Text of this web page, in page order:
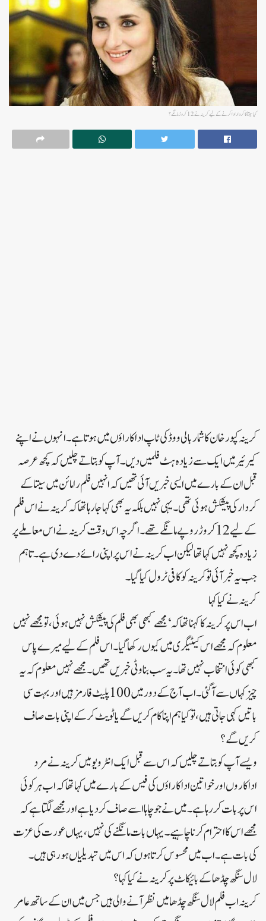
کیا سیتا کا کردار ادا کرنے کے لیےکرینہ نے 12 کروڑ مانگے؟
کرینہ کپور خان کا شمار بالی ووڈ کی ٹاپ اداکاراؤں میں ہوتا ہے۔انہوں نے اپنے
کیرئیر میں ایک سے زیادہ ہٹ فلمیں دیں۔آپ کو بتاتے چلیں کہ کچھ عرصہ
قبل ان کے بارے میں ایسی خبریں آئی تھیں کہ انہیں فلم رامائن میں سیتا کے
کردار کی پیشکش ہوئی تھی۔یہی نہیں بلکہ یہ بھی کہا جا رہا تھا کہ کرینہ نے اس فلم
کے لیے 12 کروڑ روپے مانگے تھے۔اگرچہ اس وقت کرینہ نے اس معاملے پر
زیادہ کچھ نہیں کہا تھا لیکن اب کرینہ نے اس پر اپنی رائے دے دی ہے۔تاہم
جب یہ خبر آئی تو کرینہ کو کافی ٹرول کیا گیا۔
کرینہ نے کیا کہا
اب اس پر کرینہ کا کہنا تھا کہ ‘مجھے کبھی بھی فلم کی پیشکش نہیں ہوئی، تو مجھے نہیں
معلوم کہ مجھے اس کیٹیگری میں کیوں رکھا گیا۔اس فلم کے لیے میرے پاس
کبھی کوئی انتخاب نہیں تھا۔یہ سب بناوٹی خبریں تھیں۔مجھے نہیں معلوم کہ یہ
چیز کہاں سے آگئی۔اب آج کے دور میں 100 پلیٹ فارمز ہیں اور بہت سی
باتیں کہی جاتی ہیں، تو کیا ہم اپنا کام کریں گے یا ٹویٹ کرکے اپنی بات صاف
کریں گے؟
ویسے آپ کو بتاتے چلیں کہ اس سے قبل ایک انٹرویو میں کرینہ نے مرد
اداکاروں اور خواتین اداکاراؤں کی فیس کے بارے میں کہا تھا کہ اب ہر کوئی
اس پر بات کر رہا ہے۔میں نے جو چاہا اسے صاف کر دیا ہے اور مجھے لگتا ہے کہ
مجھے اس کا احترام کرنا چاہیے۔یہاں بات مانگنے کی نہیں، یہاں عورت کی عزت
کی بات ہے۔اب میں محسوس کرتا ہوں کہ اس میں تبدیلیاں ہو رہی ہیں۔
لال سنگھ چڈھا کے بائیکاٹ پر کرینہ نے کیا کہا؟
کرینہ اب فلم لال سنگھ چڈھا میں نظر آنے والی ہیں جس میں ان کے ساتھ عامر